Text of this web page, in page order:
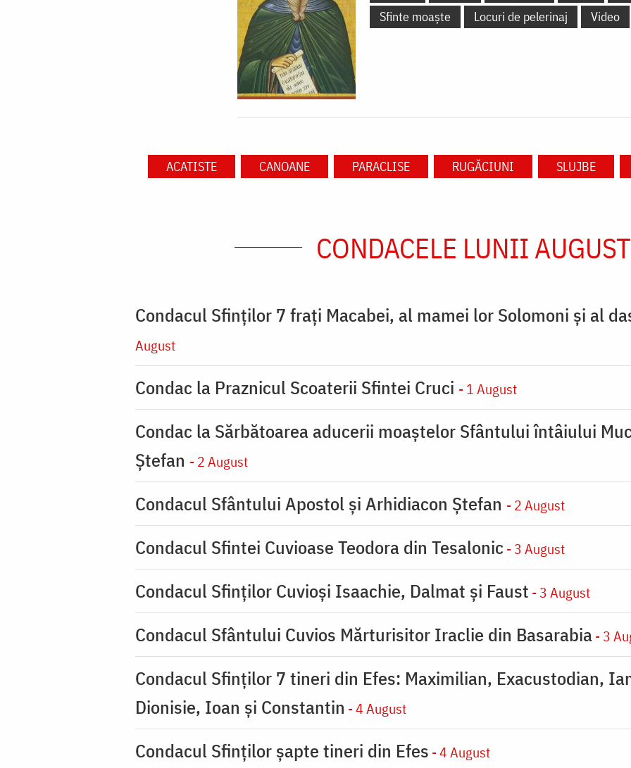
Sfinte moaște
Locuri de pelerinaj Video
ACATISTE CANOANE PARACLISE RUGĂCIUNI SLUJBE
CONDACELE LUNII AUGUST
Condacul Sfinţilor 7 fraţi Macabei, al mamei lor Solomoni şi al
August
Condac la Praznicul Scoaterii Sfintei Cruci - 1 August
Condac la Sărbătoarea aducerii moaştelor Sfântului întâiului
Ştefan - 2 August
Condacul Sfântului Apostol și Arhidiacon Ștefan - 2 August
Condacul Sfintei Cuvioase Teodora din Tesalonic - 3 August
Condacul Sfinţilor Cuvioşi Isaachie, Dalmat şi Faust - 3 August
Condacul Sfântului Cuvios Mărturisitor Iraclie din Basarabia- 3
Condacul Sfinţilor 7 tineri din Efes: Maximilian, Exacustodian,
Dionisie, Ioan şi Constantin - 4 August
Condacul Sfinţilor şapte tineri din Efes - 4 August